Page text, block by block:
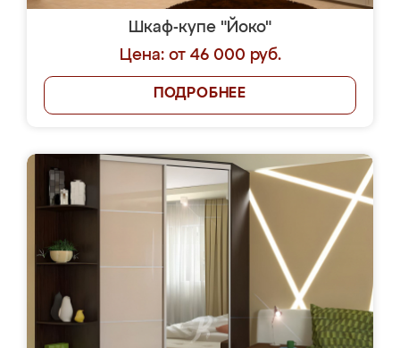
Шкаф-купе "Йоко"
Цена: от 46 000 руб.
ПОДРОБНЕЕ